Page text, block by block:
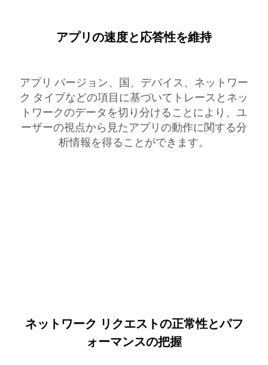
アプリの速度と応答性を維持
アプリ バージョン、国、デバイス、ネットワー
ク タイプなどの項目に基づいてトレースとネッ
トワークのデータを切り分けることにより、ユ
ーザーの視点から見たアプリの動作に関する分
析情報を得ることができます。
ネットワーク リクエストの正常性とパフ
ォーマンスの把握